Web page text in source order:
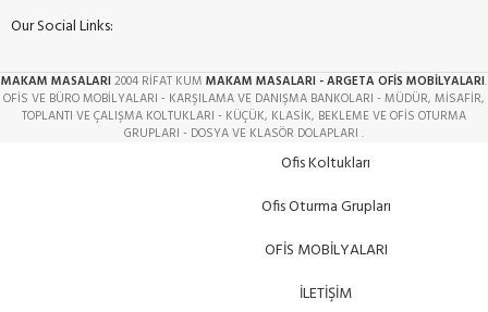
Our Social Links:
MAKAM MASALARI 2004 RİFAT KUM MAKAM MASALARI - ARGETA OFİS MOBİLYALARI.
OFİS VE BÜRO MOBİLYALARI - KARŞILAMA VE DANIŞMA BANKOLARI - MÜDÜR, MİSAFİR,
TOPLANTI VE ÇALIŞMA KOLTUKLARI - KÜÇÜK, KLASİK, BEKLEME VE OFİS OTURMA
GRUPLARI - DOSYA VE KLASÖR DOLAPLARI .
Ofis Koltukları
Ofis Oturma Grupları
OFİS MOBİLYALARI
İLETİŞİM